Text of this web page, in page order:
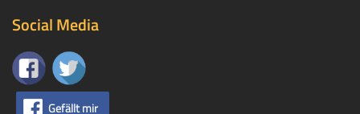
Social Media
Gefällt mir